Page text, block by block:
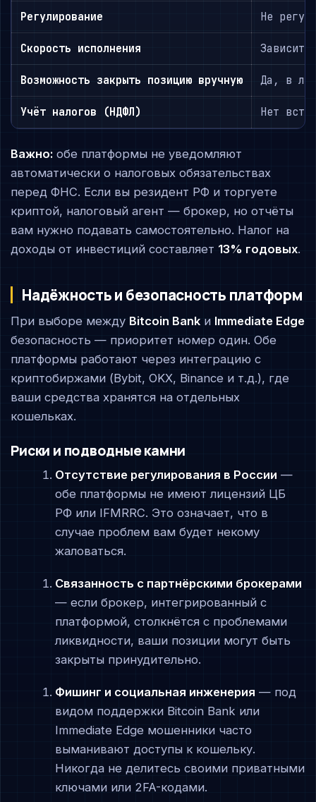
Регулирование Не
Скорость исполнения Зависит
Возможность закрыть позицию вручную Да, в
Учёт налогов (НДФЛ) Нет
Важно: обе платформы не уведомляют
автоматически о налоговых обязательствах
перед ФНС. Если вы резидент РФ и торгуете
криптой, налоговый агент — брокер, но отчёты
вам нужно подавать самостоятельно. Налог на
доходы от инвестиций составляет 13% годовых.
Надёжность и безопасность платформ
При выборе между Bitcoin Bank и Immediate Edge
безопасность — приоритет номер один. Обе
платформы работают через интеграцию с
криптобиржами (Bybit, OKX, Binance и т.д.), где
ваши средства хранятся на отдельных
кошельках.
Риски и подводные камни
Отсутствие регулирования в России —
обе платформы не имеют лицензий ЦБ
РФ или IFMRRC. Это означает, что в
случае проблем вам будет некому
жаловаться.
Связанность с партнёрскими брокерами
— если брокер, интегрированный с
платформой, столкнётся с проблемами
ликвидности, ваши позиции могут быть
закрыты принудительно.
Фишинг и социальная инженерия — под
видом поддержки Bitcoin Bank или
Immediate Edge мошенники часто
выманивают доступы к кошельку.
Никогда не делитесь своими приватными
ключами или 2FA-кодами.